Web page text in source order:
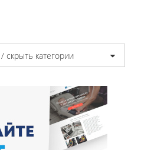
скрыть категории